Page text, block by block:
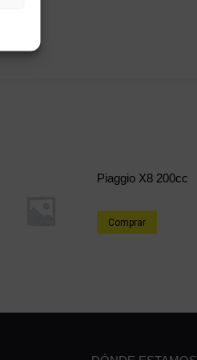
Share
Piaggio X8 200cc
Comprar